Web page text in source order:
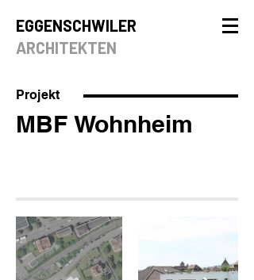
EGGENSCHWILER
ARCHITEKTEN
Projekt
MBF Wohnheim